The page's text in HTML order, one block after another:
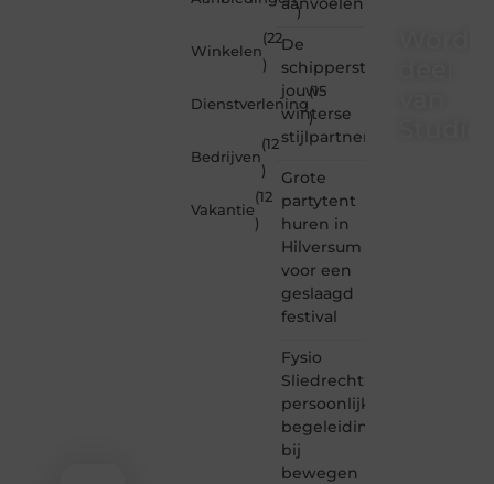
)
Winkelen
(22
)
Dienstverlening
(15
)
Bedrijven
(12
)
Vakantie
(12
)
De
schipperstrui
jouw
winterse
stijlpartner
Grote
partytent
huren in
Hilversum
voor een
geslaagd
festival
Fysio
Sliedrecht:
persoonlijke
begeleiding
bij
bewegen